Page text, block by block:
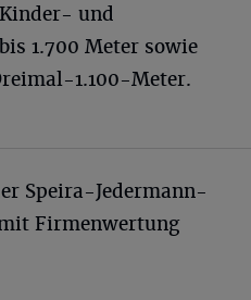
und
1.700 Meter sowie
1.100-Meter.
Speira-Jedermann-
Firmenwertung